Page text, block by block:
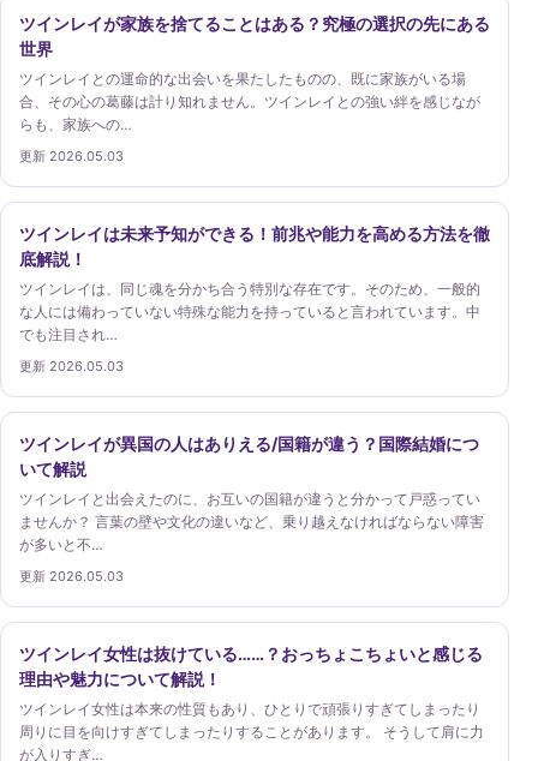
ツインレイが家族を捨てることはある？究極の選択の先にある
世界
ツインレイとの運命的な出会いを果たしたものの、既に家族がいる場
合、その心の葛藤は計り知れません。ツインレイとの強い絆を感じなが
らも、家族への…
更新 2026.05.03
ツインレイは未来予知ができる！前兆や能力を高める方法を徹
底解説！
ツインレイは、同じ魂を分かち合う特別な存在です。そのため、一般的
な人には備わっていない特殊な能力を持っていると言われています。中
でも注目され…
更新 2026.05.03
ツインレイが異国の人はありえる/国籍が違う？国際結婚につ
いて解説
ツインレイと出会えたのに、お互いの国籍が違うと分かって戸惑ってい
ませんか？ 言葉の壁や文化の違いなど、乗り越えなければならない障害
が多いと不…
更新 2026.05.03
ツインレイ女性は抜けている……？おっちょこちょいと感じる
理由や魅力について解説！
ツインレイ女性は本来の性質もあり、ひとりで頑張りすぎてしまったり
周りに目を向けすぎてしまったりすることがあります。 そうして肩に力
が入りすぎ…